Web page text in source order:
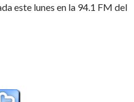
este lunes en la 94.1 FM del
un lindo espectáculo,